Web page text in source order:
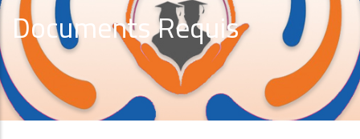
Documents Requis